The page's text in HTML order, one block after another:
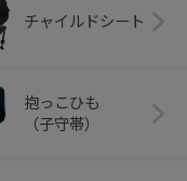
チャイルドシート
抱っこひも
（子守帯）